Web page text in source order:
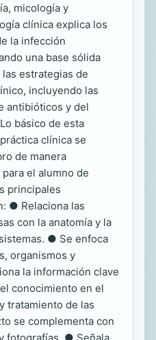
micología y
clínica explica los
la infección
una base sólida
estrategias de
incluyendo las
antibióticos y del
básico de esta
clínica se
de manera
el alumno de
principales
● Relaciona las
con la anatomía y la
● Se enfoca
organismos y
la información clave
conocimiento en el
tratamiento de las
se complementa con
fotografías. ● Señala